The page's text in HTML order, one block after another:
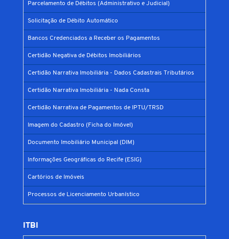
Parcelamento de Débitos (Administrativo e Judicial)
Solicitação de Débito Automático
Bancos Credenciados a Receber os Pagamentos
Certidão Negativa de Débitos Imobiliários
Certidão Narrativa Imobiliária - Dados Cadastrais Tributários
Certidão Narrativa Imobiliária - Nada Consta
Certidão Narrativa de Pagamentos de IPTU/TRSD
Imagem do Cadastro (Ficha do Imóvel)
Documento Imobiliário Municipal (DIM)
Informações Geográficas do Recife (ESIG)
Cartórios de Imóveis
Processos de Licenciamento Urbanístico
ITBI